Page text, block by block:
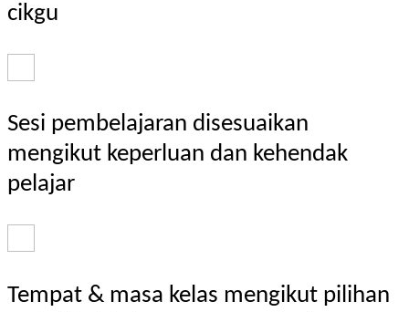
cikgu
Sesi pembelajaran disesuaikan
mengikut keperluan dan kehendak
pelajar
Tempat & masa kelas mengikut pilihan